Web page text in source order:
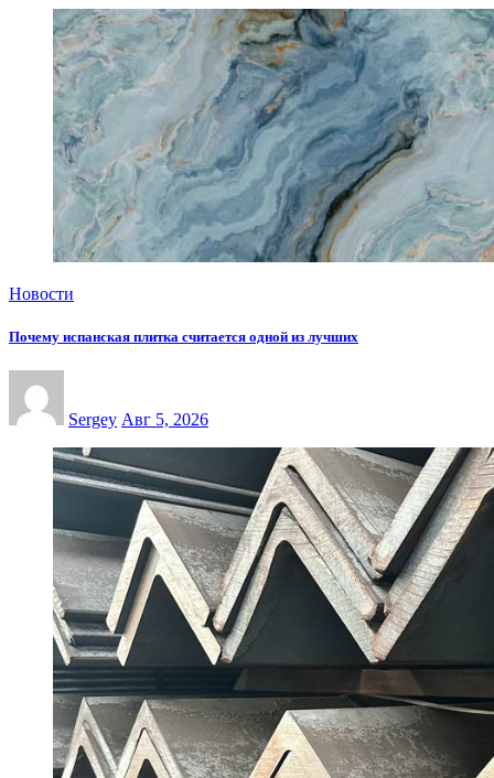
Новости
Почему испанская плитка считается одной из лучших
Sergey Авг 5, 2026